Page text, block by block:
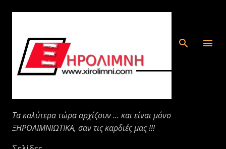
Μετάβαση στο κύριο περιεχόμενο
Τα καλύτερα τώρα αρχίζουν ... και είναι μόνο
ΞΗΡΟΛΙΜΝΙΩΤΙΚΑ, σαν τις καρδιές μας !!!